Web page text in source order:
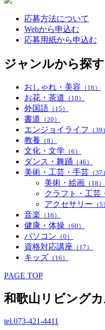
応募方法について
Webから申込む
応募用紙から申込む
ジャンルから探す
おしゃれ・美容 （16）
お花・茶道 （10）
外国語 （15）
書道 （20）
エンジョイライフ （39）
教養 （8）
文化・文学 （6）
ダンス・舞踊 （46）
美術・工芸・手芸 （37）
美術・絵画 （18）
クラフト・工芸
アクセサリー （5
音楽 （16）
健康・体操 （60）
パソコン （0）
資格対応講座 （17）
キッズ （16）
PAGE TOP
和歌山リビング
tel.073-421-4411